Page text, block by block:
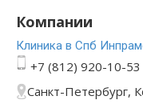
Компании
Клиника в Спб
+7 (812) 920-10-53
Санкт-Петербург,